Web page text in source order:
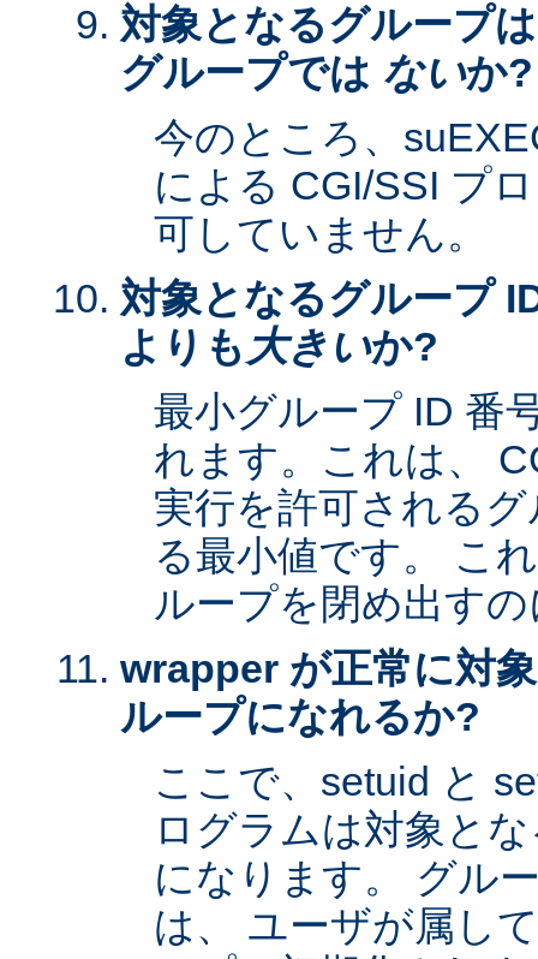
対象となるグループ
グループでは ないか?
今のところ、
による CGI/SSI プ
可していません。
対象となるグループ
よりも 大きいか?
最小グループ ID 番
れます。これは、
実行を許可される
る最小値です。 こ
ループを閉め出す
wrapper が正常に対
ループになれるか?
ここで、setuid と
ログラムは対象と
になります。 グル
は、 ユーザが属し